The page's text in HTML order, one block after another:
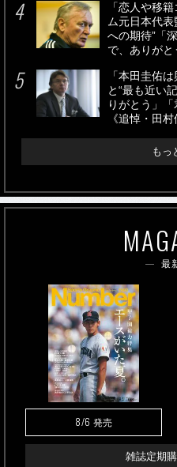
「恋人や移
ム元日本代
への期待”「
で、ありがと
「本田圭佑
と“最も近い
りがとう」
《追悼・田村
もっ
最
8/6 発売
雑誌定期